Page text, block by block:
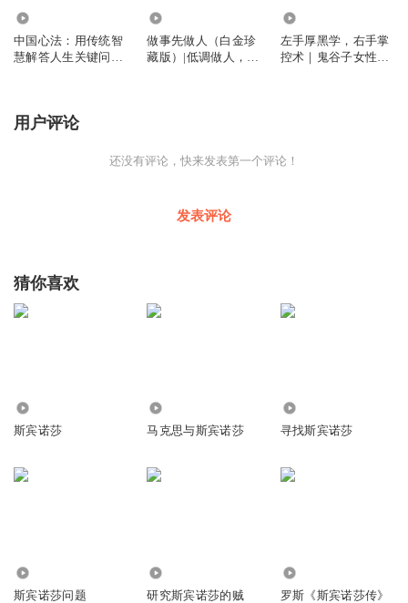
中国心法：用传统智
慧解答人生关键问题
赵昱鲲
做事先做人（白金珍
藏版）|低调做人，高
左手厚黑学，右手掌
控术｜鬼谷子女性必
用户评论
还没有评论，快来发表第一个评论！
发表评论
猜你喜欢
斯宾诺莎 马克思与斯宾诺莎 寻找斯宾诺莎
斯宾诺莎问题 研究斯宾诺莎的贼 罗斯《斯宾诺莎传》